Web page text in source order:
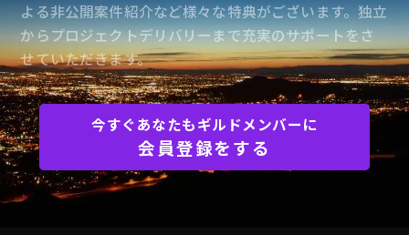
よる非公開案件紹介など様々な特典がございます。独立
からプロジェクトデリバリーまで充実のサポートをさ
せていただきます。
今すぐあなたもギルドメンバーに
会員登録をする